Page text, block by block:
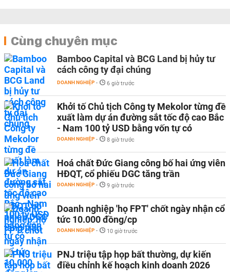
Cùng chuyên mục
Bamboo Capital và BCG Land bị hủy tư
cách công ty đại chúng
DOANH NGHIỆP - 6 giờ trước
Khởi tố Chủ tịch Công ty Mekolor từng đề
xuất làm dự án đường sắt tốc độ cao Bắc
- Nam 100 tỷ USD bằng vốn tự có
DOANH NGHIỆP - 8 giờ trước
Hoá chất Đức Giang công bố hai ứng viên
HĐQT, cổ phiếu DGC tăng trần
DOANH NGHIỆP - 9 giờ trước
Doanh nghiệp 'họ FPT' chốt ngày nhận cổ
tức 10.000 đồng/cp
DOANH NGHIỆP - 10 giờ trước
PNJ triệu tập họp bất thường, dự kiến
điều chỉnh kế hoạch kinh doanh 2026